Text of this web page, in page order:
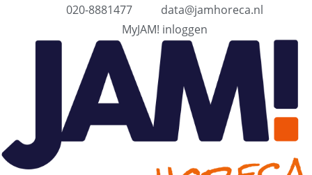
020-8881477
data@jamhoreca.nl
MyJAM! inloggen